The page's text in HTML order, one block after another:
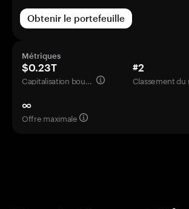
Obtenir le portefeuille
Métriques
$0.23T
Capitalisation boursière
#2
∞
Offre maximale